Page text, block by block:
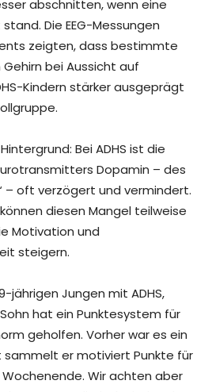
abschnitten, wenn eine
Die EEG-Messungen
zeigten, dass bestimmte
bei Aussicht auf
Kindern stärker ausgeprägt
Bei ADHS ist die
Dopamin – des
– oft verzögert und vermindert.
diesen Mangel teilweise
Motivation und
steigern.
jährigen Jungen mit ADHS,
hat ein Punktesystem für
geholfen. Vorher war es ein
er motiviert Punkte für
Wir achten aber